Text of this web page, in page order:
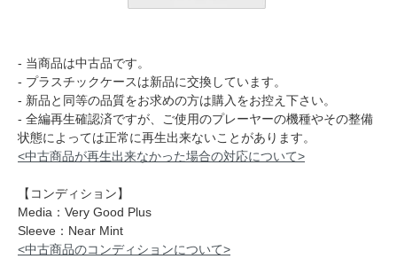
- 当商品は中古品です。
- プラスチックケースは新品に交換しています。
- 新品と同等の品質をお求めの方は購入をお控え下さい。
- 全編再生確認済ですが、ご使用のプレーヤーの機種やその整備
状態によっては正常に再生出来ないことがあります。
<中古商品が再生出来なかった場合の対応について>
【コンディション】
Media：Very Good Plus
Sleeve：Near Mint
<中古商品のコンディションについて>